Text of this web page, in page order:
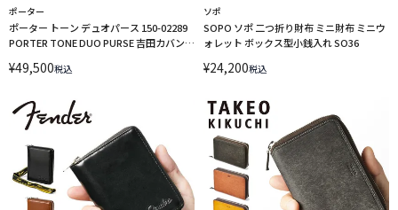
ポーター
ポーター トーン デュオパース 150-02289
PORTER TONE DUO PURSE 吉田カバン
¥49,500税込
ソポ
SOPO ソポ 二つ折り財布 ミニ財布 ミニウ
ォレット ボックス型小銭入れ SO36
¥24,200税込